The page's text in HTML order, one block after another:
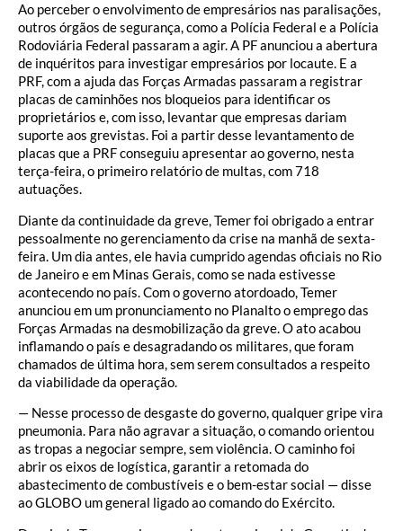
Ao perceber o envolvimento de empresários nas paralisações,
outros órgãos de segurança, como a Polícia Federal e a Polícia
Rodoviária Federal passaram a agir. A PF anunciou a abertura
de inquéritos para investigar empresários por locaute. E a
PRF, com a ajuda das Forças Armadas passaram a registrar
placas de caminhões nos bloqueios para identificar os
proprietários e, com isso, levantar que empresas dariam
suporte aos grevistas. Foi a partir desse levantamento de
placas que a PRF conseguiu apresentar ao governo, nesta
terça-feira, o primeiro relatório de multas, com 718
autuações.
Diante da continuidade da greve, Temer foi obrigado a entrar
pessoalmente no gerenciamento da crise na manhã de sexta-
feira. Um dia antes, ele havia cumprido agendas oficiais no Rio
de Janeiro e em Minas Gerais, como se nada estivesse
acontecendo no país. Com o governo atordoado, Temer
anunciou em um pronunciamento no Planalto o emprego das
Forças Armadas na desmobilização da greve. O ato acabou
inflamando o país e desagradando os militares, que foram
chamados de última hora, sem serem consultados a respeito
da viabilidade da operação.
— Nesse processo de desgaste do governo, qualquer gripe vira
pneumonia. Para não agravar a situação, o comando orientou
as tropas a negociar sempre, sem violência. O caminho foi
abrir os eixos de logística, garantir a retomada do
abastecimento de combustíveis e o bem-estar social — disse
ao GLOBO um general ligado ao comando do Exército.